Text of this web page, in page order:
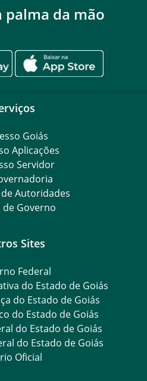
palma da mão
Goiás
Aplicações
Servidor
Autoridades
de Governo
Sites
Federal
do Estado de Goiás
do Estado de Goiás
do Estado de Goiás
do Estado de Goiás
do Estado de Goiás
Oficial